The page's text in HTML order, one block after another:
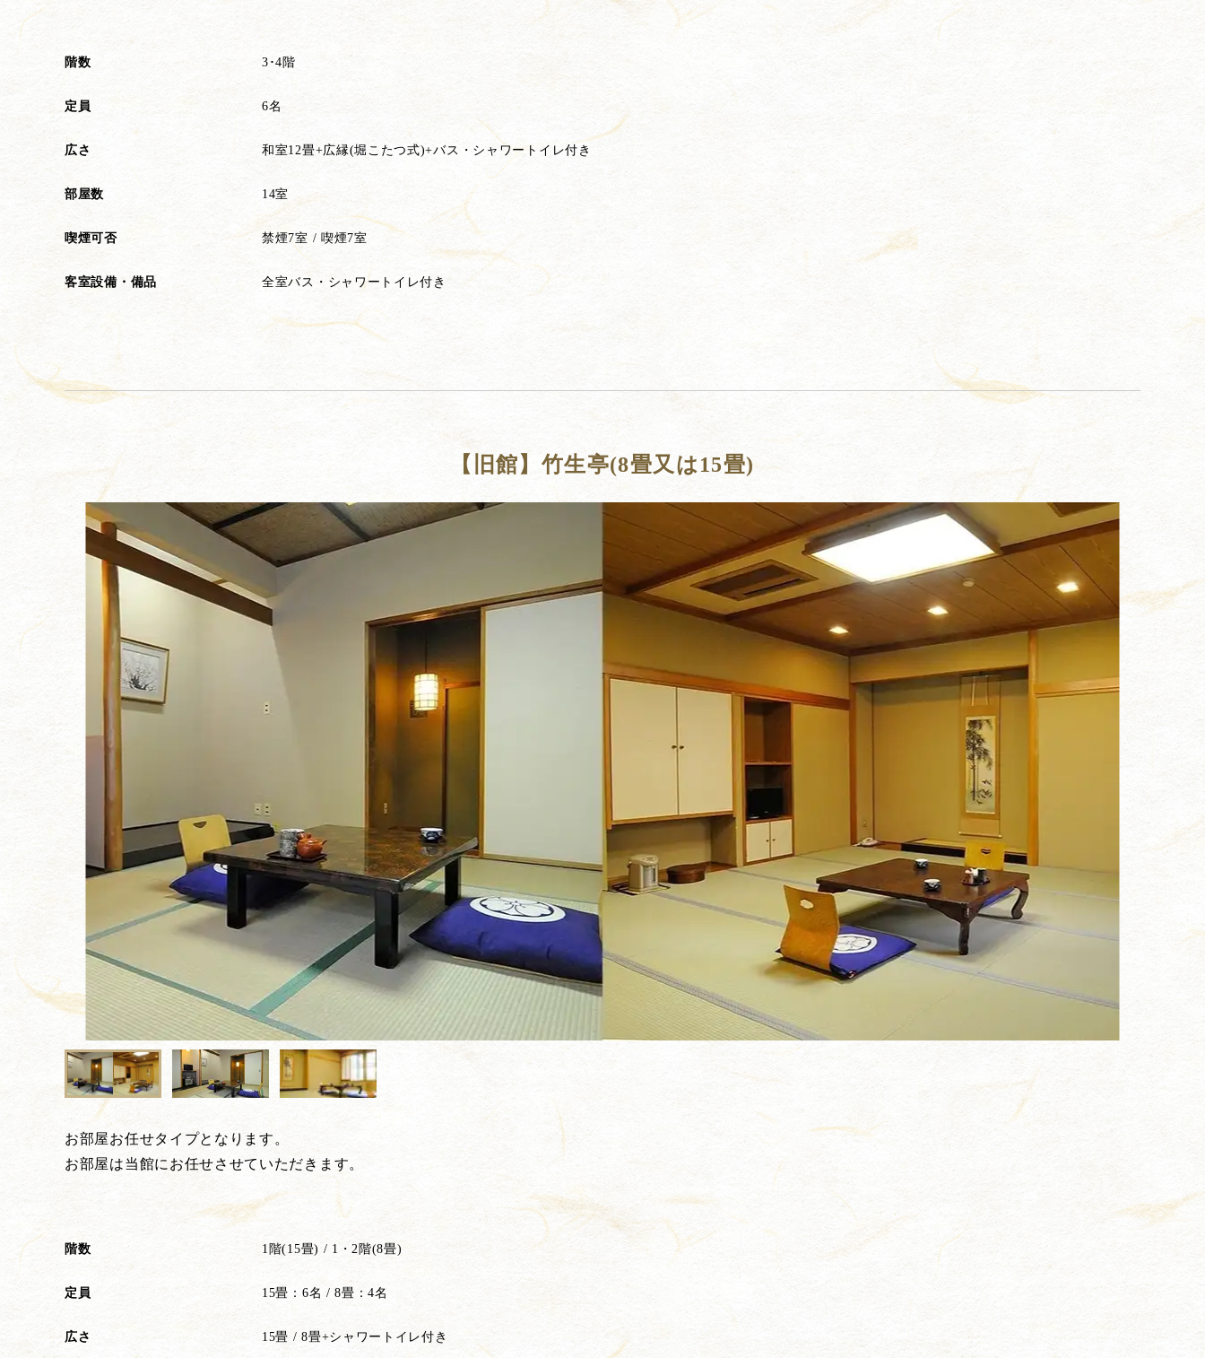
階数 3･4階
定員 6名
広さ 和室12畳+広縁(堀こたつ式)+バス・シャワートイレ付き
部屋数 14室
喫煙可否 禁煙7室 / 喫煙7室
客室設備・備品 全室バス・シャワートイレ付き
【旧館】竹生亭(8畳又は15畳)
お部屋お任せタイプとなります。
お部屋は当館にお任せさせていただきます。
階数 1階(15畳) / 1・2階(8畳)
定員 15畳：6名 / 8畳：4名
広さ 15畳 / 8畳+シャワートイレ付き